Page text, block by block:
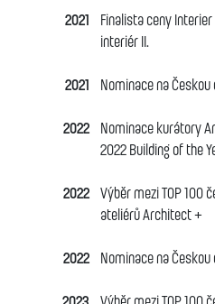
2021
Finalista ceny
interiér II.
2021 Nominace na
2022 Nominace kurátory
2022 Building of the
2022
Výběr mezi TOP 100
ateliérů Architect +
2022 Nominace na